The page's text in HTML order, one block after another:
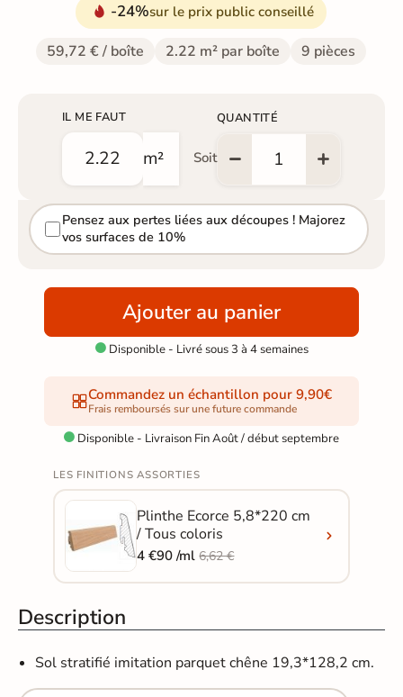
-24%sur le prix public conseillé
59,72 € / boîte 2.22 m² par boîte 9 pièces
IL ME FAUT
m² Soit
QUANTITÉ
Pensez aux pertes liées aux découpes ! Majorez
vos surfaces de 10%
Ajouter au panier
Disponible - Livré sous 3 à 4 semaines
Commandez un échantillon pour 9,90€
Frais remboursés sur une future commande
 Disponible - Livraison Fin Août / début septembre
LES FINITIONS ASSORTIES
Plinthe Ecorce 5,8*220 cm
/ Tous coloris
4 €90 /ml6,62 €
Description
Sol stratifié imitation parquetchêne 19,3*128,2 cm.